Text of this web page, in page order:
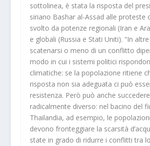
sottolinea, è stata la risposta del
siriano Bashar al-Assad alle proteste
svolto da potenze regionali (Iran e
e globali (Russia e Stati Uniti). “In
scatenarsi o meno di un conflitto
modo in cui i sistemi politici
climatiche: se la popolazione ritiene
risposta non sia adeguata ci può
resistenza. Però può anche
radicalmente diverso: nel bacino del
Thailandia, ad esempio, le
devono fronteggiare la scarsità
state in grado di ridurre i conflitti tra